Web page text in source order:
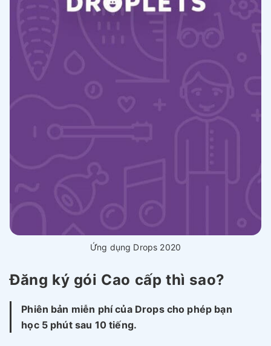
Ứng dụng Drops 2020
Đăng ký gói Cao cấp thì sao?
Phiên bản miễn phí của Drops cho phép bạn
học 5 phút sau 10 tiếng.